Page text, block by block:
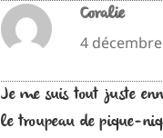
Coraliedit :
4
Je me suis tout juste
le troupeau de pique-